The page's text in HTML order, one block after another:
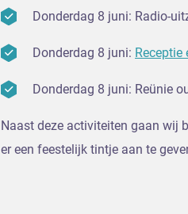
Donderdag 8 juni: Radio-
Donderdag 8 juni:
Donderdag 8 juni: Reünie
Naast deze activiteiten gaan wij
er een feestelijk tintje aan te